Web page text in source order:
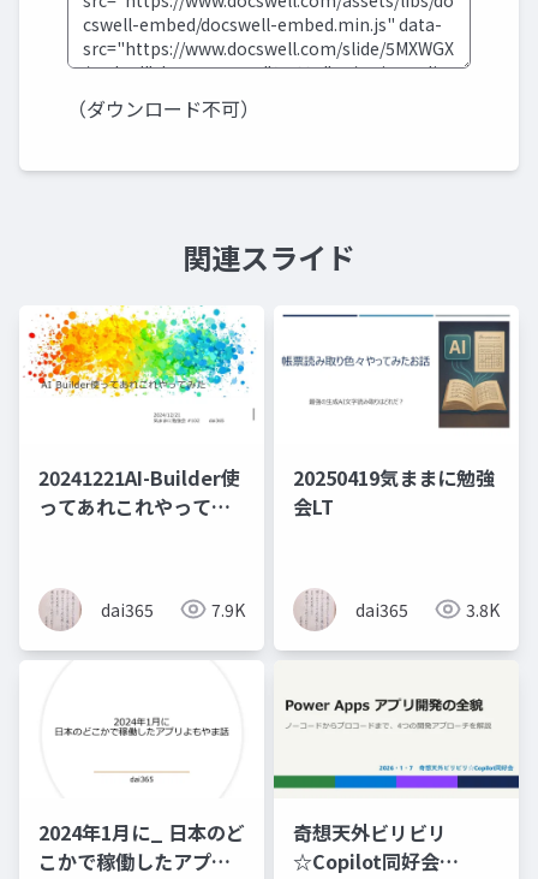
（ダウンロード不可）
関連スライド
20241221AI-Builder使
ってあれこれやってみ
dai365 7.9K
20250419気ままに勉強
会LT
dai365 3.8K
2024年1月に_ 日本のど
こかで稼働したアプリ
奇想天外ビリビリ
☆Copilot同好会